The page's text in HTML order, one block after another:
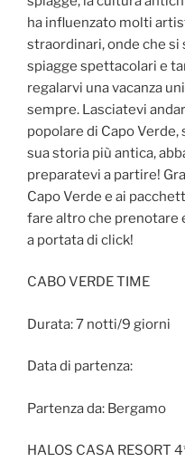
ha influenzato molti
straordinari, onde che si
spiagge spettacolari e
regalarvi una vacanza
sempre. Lasciatevi
popolare di Capo
sua storia più antica,
preparatevi a partire!
Capo Verde e ai
fare altro che prenotare
a portata di click!
CABO VERDE TIME
Durata: 7 notti/9 giorni
Data di partenza:
Partenza da: Bergamo
HALOS CASA RESORT